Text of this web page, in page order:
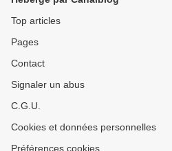
Top articles
Pages
Contact
Signaler un abus
C.G.U.
Cookies et données personnelles
Préférences cookies